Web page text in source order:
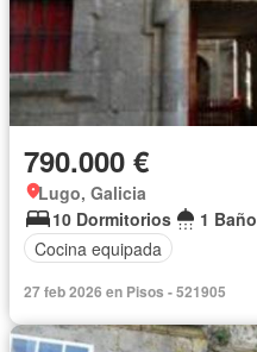
790.000 €
Lugo, Galicia
10 Dormitorios
1 Baño
Cocina equipada
27 feb 2026 en Pisos - 521905